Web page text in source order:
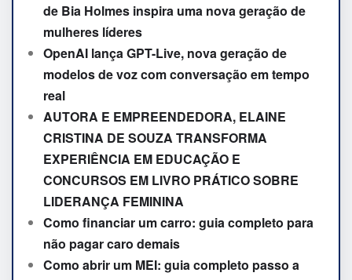
de Bia Holmes inspira uma nova geração de
mulheres líderes
OpenAI lança GPT-Live, nova geração de
modelos de voz com conversação em tempo
real
AUTORA E EMPREENDEDORA, ELAINE
CRISTINA DE SOUZA TRANSFORMA
EXPERIÊNCIA EM EDUCAÇÃO E
CONCURSOS EM LIVRO PRÁTICO SOBRE
LIDERANÇA FEMININA
Como financiar um carro: guia completo para
não pagar caro demais
Como abrir um MEI: guia completo passo a